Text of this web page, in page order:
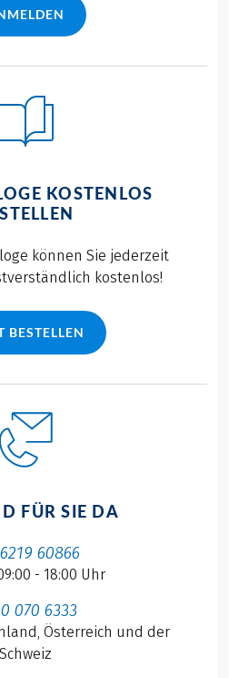
KOSTENLOS
können Sie jederzeit
kostenlos!
BESTELLEN
FÜR SIE DA
60866
- 18:00 Uhr
070 6333
Österreich und der
Schweiz